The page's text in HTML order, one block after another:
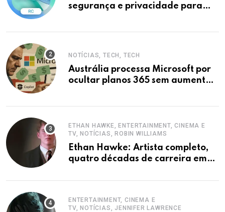
segurança e privacidade para
NOTÍCIAS, TECH, TECH
Austrália processa Microsoft por
ocultar planos 365 sem aumento e
ETHAN HAWKE, ENTERTAINMENT, CINEMA E
TV, NOTÍCIAS, ROBIN WILLIAMS
Ethan Hawke: Artista completo,
quatro décadas de carreira em
ENTERTAINMENT, CINEMA E
TV, NOTÍCIAS, JENNIFER LAWRENCE